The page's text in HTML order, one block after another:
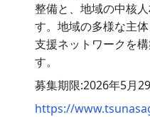
整備と、地域の中核
す。地域の多様な主
支援ネットワークを
す。
募集期限:2026年5月
https://